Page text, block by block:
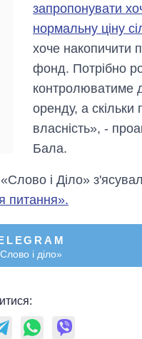
запропонувати
нормальну ціну
хоче накопичити
фонд. Потрібно
контролюватиме
оренду, а скільки
власність», -
Бала.
і Діло»
питання».
і діло»